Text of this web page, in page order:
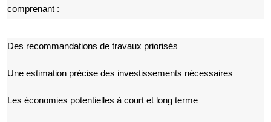
comprenant :
Des recommandations de travaux priorisés
Une estimation précise des investissements nécessaires
Les économies potentielles à court et long terme